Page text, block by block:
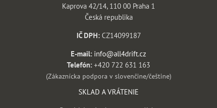
Kaprova 42/14, 110 00 Praha 1
Česká republika
IČ DPH:CZ14099187
E-mail: info@all4drift.cz
Telefón: +420 722 631 163
(Zákaznícka podpora v slovenčine/češtine)
SKLAD A VRÁTENIE